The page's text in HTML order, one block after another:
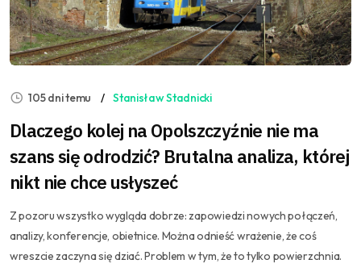
105 dni temu Stanisław Stadnicki
Dlaczego kolej na Opolszczyźnie nie ma
szans się odrodzić? Brutalna analiza, której
nikt nie chce usłyszeć
Z pozoru wszystko wygląda dobrze: zapowiedzi nowych połączeń,
analizy, konferencje, obietnice. Można odnieść wrażenie, że coś
wreszcie zaczyna się dziać. Problem w tym, że to tylko powierzchnia.